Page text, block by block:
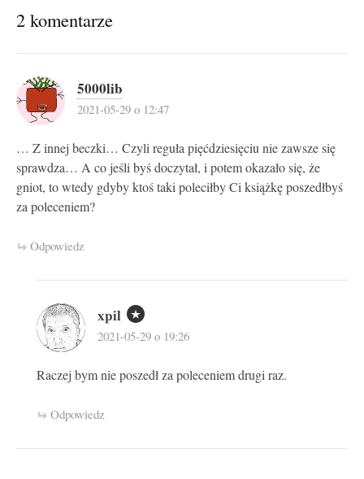
2 komentarze
5000lib
2021-05-29 o 12:47
… Z innej beczki… Czyli reguła pięćdziesięciu nie zawsze się
sprawdza… A co jeśli byś doczytał, i potem okazało się, że
gniot, to wtedy gdyby ktoś taki poleciłby Ci książkę poszedłbyś
za poleceniem?
Odpowiedz
xpil
2021-05-29 o 19:26
Raczej bym nie poszedł za poleceniem drugi raz.
Odpowiedz